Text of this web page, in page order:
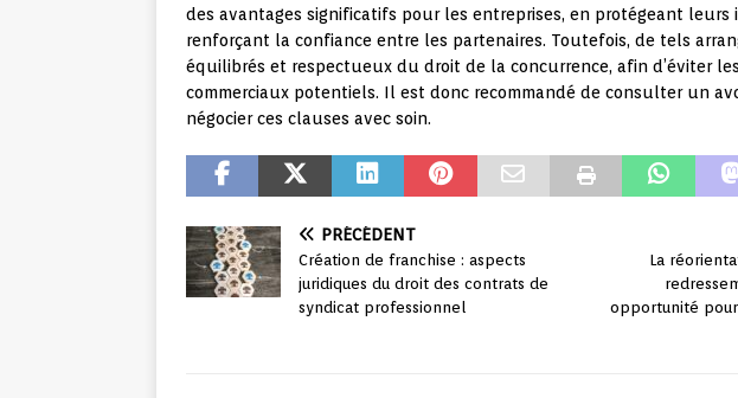
des avantages significatifs pour les entreprises, en protégeant leurs
renforçant la confiance entre les partenaires. Toutefois, de tels
équilibrés et respectueux du droit de la concurrence, afin d’éviter
commerciaux potentiels. Il est donc recommandé de consulter un
négocier ces clauses avec soin.
PRÉCÉDENT
Création de franchise : aspects
juridiques du droit des contrats de
syndicat professionnel
La
opportunité